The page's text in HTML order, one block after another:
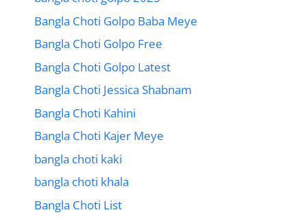
Bangla Choti Golpo Baba Meye
Bangla Choti Golpo Free
Bangla Choti Golpo Latest
Bangla Choti Jessica Shabnam
Bangla Choti Kahini
Bangla Choti Kajer Meye
bangla choti kaki
bangla choti khala
Bangla Choti List